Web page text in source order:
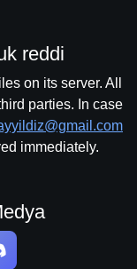
reddi
on its server. All
parties. In case
immediately.